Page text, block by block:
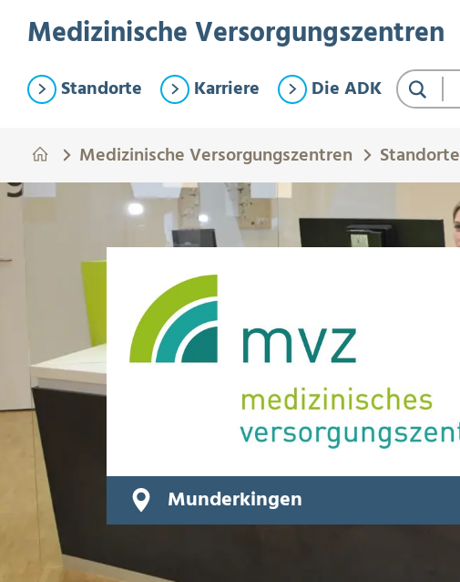
Springe zum Hauptinhalt
Medizinische Versorgungszentren
Standorte Karriere Die ADK Suche
Medizinische Versorgungszentren Standorte
Munderkingen